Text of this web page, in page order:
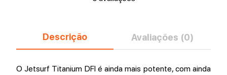
Descrição Avaliações (0)
O Jetsurf Titanium DFI é ainda mais potente, com ainda